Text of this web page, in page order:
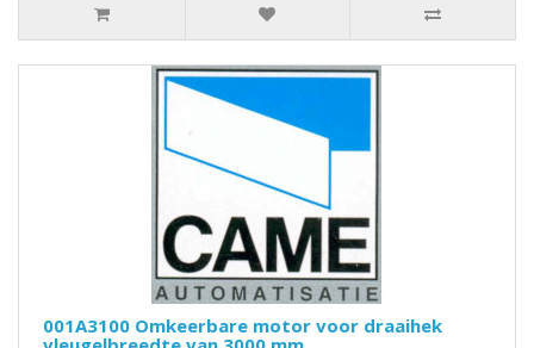
001A3100 Omkeerbare motor voor draaihek